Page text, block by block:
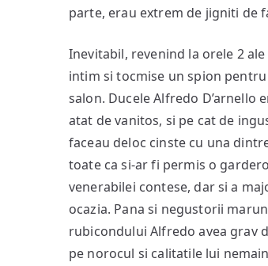
parte, erau extrem de jigniti de
Inevitabil, revenind la orele 2
intim si tocmise un spion
salon. Ducele Alfredo D’arnello
atat de vanitos, si pe cat de
faceau deloc cinste cu una
toate ca si-ar fi permis o
venerabilei contese, dar si a
ocazia. Pana si negustorii
rubicondului Alfredo avea grav
pe norocul si calitatile lui